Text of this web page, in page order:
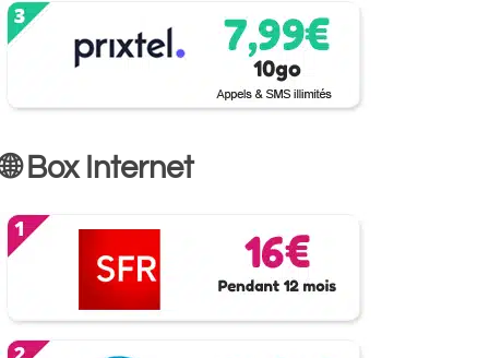
🌐 Box Internet